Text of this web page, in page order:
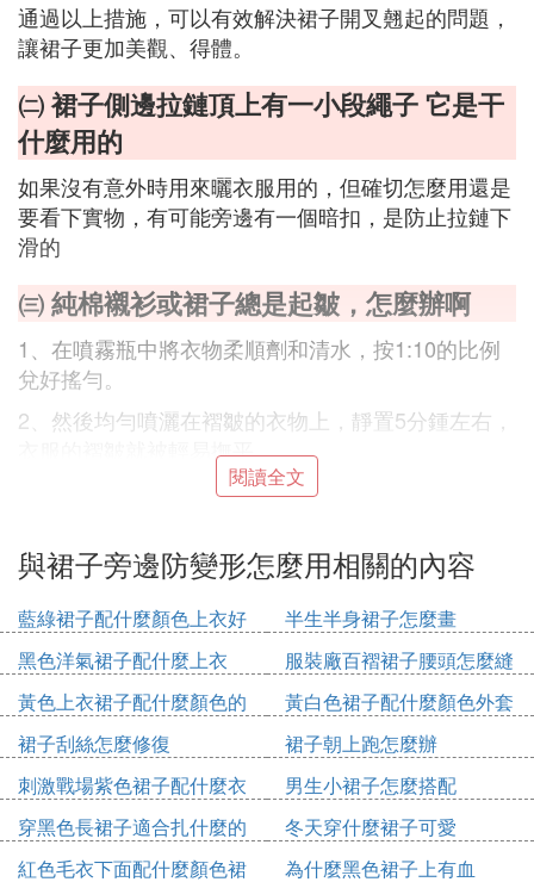
通過以上措施，可以有效解決裙子開叉翹起的問題，
讓裙子更加美觀、得體。
㈡ 裙子側邊拉鏈頂上有一小段繩子 它是干
什麼用的
如果沒有意外時用來曬衣服用的，但確切怎麼用還是
要看下實物，有可能旁邊有一個暗扣，是防止拉鏈下
滑的
㈢ 純棉襯衫或裙子總是起皺，怎麼辦啊
1、在噴霧瓶中將衣物柔順劑和清水，按1:10的比例
兌好搖勻。
2、然後均勻噴灑在褶皺的衣物上，靜置5分鍾左右，
衣服的褶皺就被輕易撫平。
1、晾曬的時候，衣架從衣服的下擺寬松的地方伸進
去，御改友衣身和衣領整理好，避免外翹。用衣架懸
掛或平攤，以保持衣物平整的外形。
2、如果用洗衣機洗滌，一定要甩干後馬上晾曬。因
為此時衣服往往殲並會扭做一團，T恤衣物纖維更容
易因扭曲而變形，需要優先晾曬。
㈣ 裙子裡面的襯布老是卷邊怎麼辦
滌綸受擠壓很容易變形產生摺痕，穿之前拿熨斗燙一
下，或者可以把裙子鋪平壓在厚重的東西下面。等下
閱讀全文
與裙子旁邊防變形怎麼用相關的內容
藍綠裙子配什麼顏色上衣好
看
半生半身裙子怎麼畫
黑色洋氣裙子配什麼上衣
服裝廠百褶裙子腰頭怎麼縫
黃色上衣裙子配什麼顏色的
鞋
黃白色裙子配什麼顏色外套
裙子刮絲怎麼修復
裙子朝上跑怎麼辦
刺激戰場紫色裙子配什麼衣
服
男生小裙子怎麼搭配
穿黑色長裙子適合扎什麼的
發型
冬天穿什麼裙子可愛
紅色毛衣下面配什麼顏色裙
為什麼黑色裙子上有血